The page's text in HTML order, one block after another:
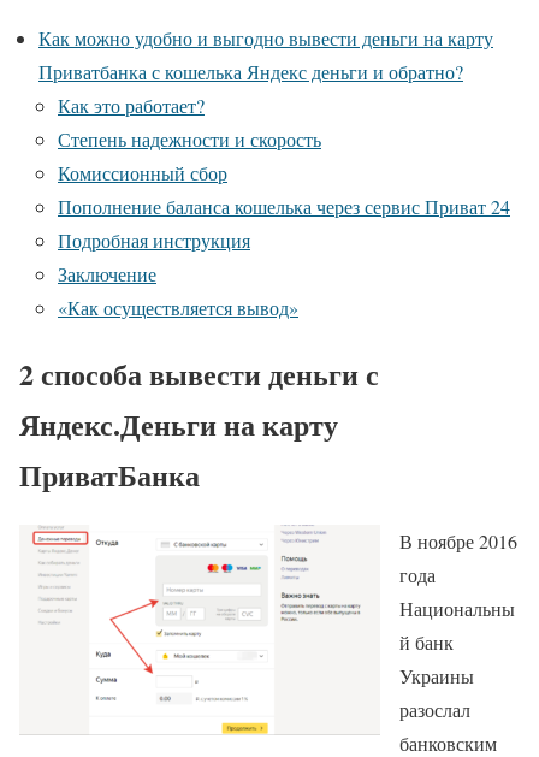
Как можно удобно и выгодно вывести деньги на карту
Приватбанка с кошелька Яндекс деньги и обратно?
Как это работает?
Степень надежности и скорость
Комиссионный сбор
Пополнение баланса кошелька через сервис Приват 24
Подробная инструкция
Заключение
«Как осуществляется вывод»
2 способа вывести деньги с
Яндекс.Деньги на карту
ПриватБанка
В ноябре 2016
года
Национальны
й банк
Украины
разослал
банковским